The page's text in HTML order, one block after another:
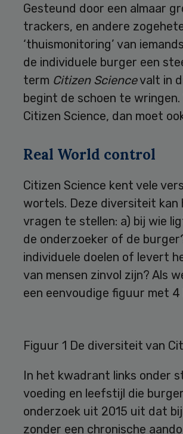
Gesteund door een almaar
trackers, en andere
‘thuismonitoring’ van
de individuele burger een
term Citizen Sciencevalt in
begint de schoen te
Citizen Science, dan moet
Real World control
Citizen Science kent vele
wortels. Deze diversiteit
vragen te stellen: a) bij wie
de onderzoeker of de
individuele doelen of levert
van mensen zinvol zijn? Als
een eenvoudige figuur met
Figuur 1 De diversiteit van
In het kwadrant links onder
voeding en leefstijl die
onderzoek uit 2015 uit dat
zonder een chronische